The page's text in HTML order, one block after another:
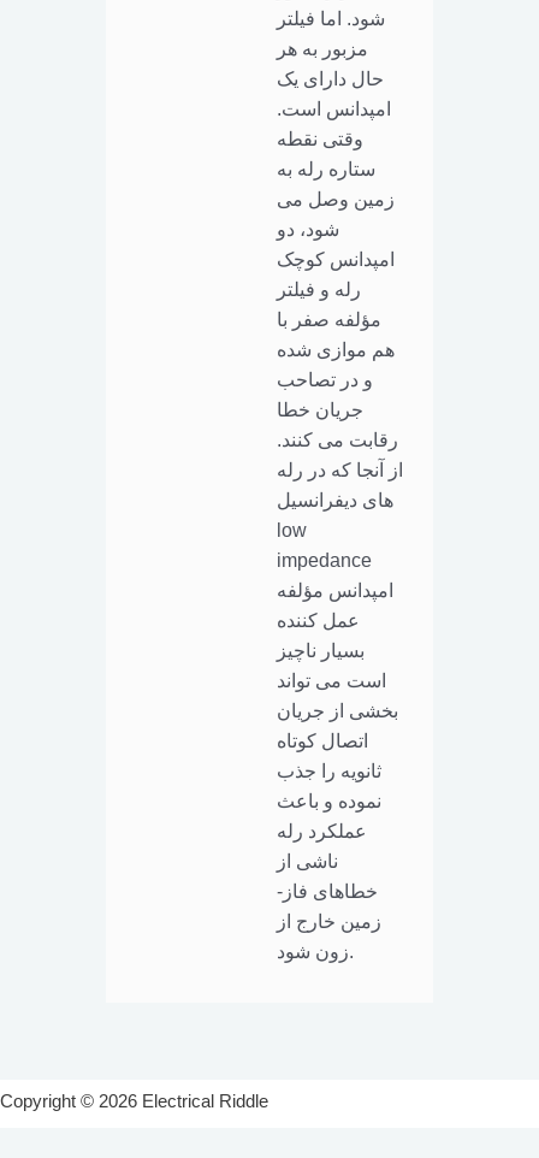
شود. اما فیلتر
مزبور به هر
حال دارای یک
امپدانس است.
وقتی نقطه
ستاره رله به
زمین وصل می
شود، دو
امپدانس کوچک
رله و فیلتر
مؤلفه صفر با
هم موازی شده
و در تصاحب
جریان خطا
رقابت می کنند.
از آنجا که در رله
های دیفرانسیل
low
impedance
امپدانس مؤلفه
عمل کننده
بسیار ناچیز
است می تواند
بخشی از جریان
اتصال کوتاه
ثانویه را جذب
نموده و باعث
عملکرد رله
ناشی از
خطاهای فاز-
زمین خارج از
زون شود.
navigation
Copyright © 2026 Electrical Riddle